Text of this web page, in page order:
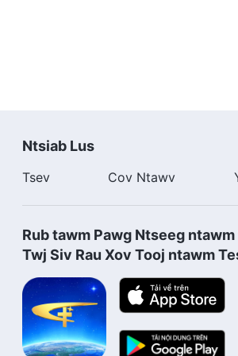
Ntsiab Lus
Tsev Cov Ntawv
Rub tawm Pawg Ntseeg
Twj Siv Rau Xov Tooj ntawm